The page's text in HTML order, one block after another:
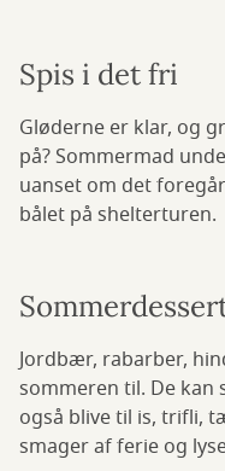
Spis i det fri
Gløderne er klar, og
på? Sommermad
uanset om det
bålet på shelterturen.
Jordbær, rabarber,
sommeren til. De kan
også blive til is, trifli,
smager af ferie og